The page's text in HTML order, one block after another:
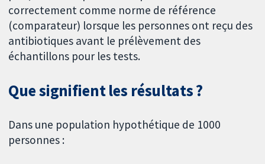
correctement comme norme de référence
(comparateur) lorsque les personnes ont reçu des
antibiotiques avant le prélèvement des
échantillons pour les tests.
Que signifient les résultats ?
Dans une population hypothétique de 1000
personnes :